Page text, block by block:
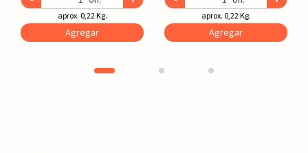
aprox. 0,22 Kg.
Agregar
aprox. 0,22 Kg.
Agregar